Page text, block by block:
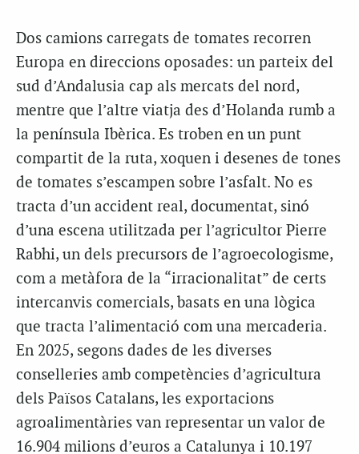
Dos camions carregats de tomates recorren
Europa en direccions oposades: un parteix del
sud d’Andalusia cap als mercats del nord,
mentre que l’altre viatja des d’Holanda rumb a
la península Ibèrica. Es troben en un punt
compartit de la ruta, xoquen i desenes de tones
de tomates s’escampen sobre l’asfalt. No es
tracta d’un accident real, documentat, sinó
d’una escena utilitzada per l’agricultor Pierre
Rabhi, un dels precursors de l’agroecologisme,
com a metàfora de la “irracionalitat” de certs
intercanvis comercials, basats en una lògica
que tracta l’alimentació com una mercaderia.
En 2025, segons dades de les diverses
conselleries amb competències d’agricultura
dels Països Catalans, les exportacions
agroalimentàries van representar un valor de
16.904 milions d’euros a Catalunya i 10.197